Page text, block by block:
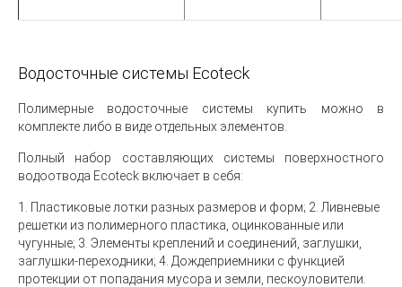
Водосточные системы Ecoteck
Полимерные водосточные системы купить можно в
комплекте либо в виде отдельных элементов.
Полный набор составляющих системы поверхностного
водоотвода Ecoteck включает в себя:
1. Пластиковые лотки разных размеров и форм; 2. Ливневые
решетки из полимерного пластика, оцинкованные или
чугунные; 3. Элементы креплений и соединений, заглушки,
заглушки-переходники; 4. Дождеприемники с функцией
протекции от попадания мусора и земли, пескоуловители.